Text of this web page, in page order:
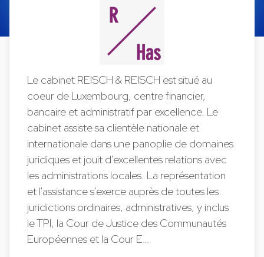
Le cabinet REISCH & REISCH est situé au
coeur de Luxembourg, centre financier,
bancaire et administratif par excellence. Le
cabinet assiste sa clientèle nationale et
internationale dans une panoplie de domaines
juridiques et jouit d'excellentes relations avec
les administrations locales. La représentation
et l'assistance s'exerce auprès de toutes les
juridictions ordinaires, administratives, y inclus
le TPI, la Cour de Justice des Communautés
Européennes et la Cour E…